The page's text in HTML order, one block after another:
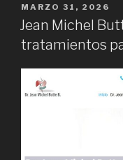
POSTED
ON
MARZO 31, 2026
Jean Michel
tratamientos